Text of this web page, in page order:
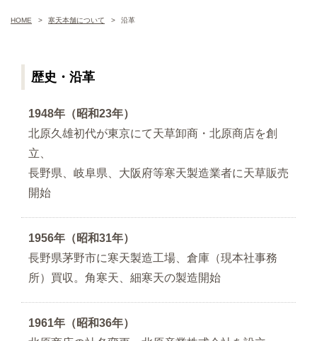
HOME 寒天本舗について 沿革
歴史・沿革
1948年（昭和23年）
北原久雄初代が東京にて天草卸商・北原商店を創
立、
長野県、岐阜県、大阪府等寒天製造業者に天草販売
開始
1956年（昭和31年）
長野県茅野市に寒天製造工場、倉庫（現本社事務
所）買収。角寒天、細寒天の製造開始
1961年（昭和36年）